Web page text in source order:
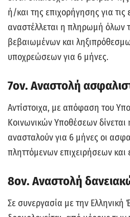
ή/και της επιχορήγησης για τις
αναστέλλεται η πληρωμή όλων
βεβαιωμένων και
υποχρεώσεων για 6 μήνες.
7ον. Αναστολή
Αντίστοιχα, με απόφαση του
Κοινωνικών Υποθέσεων δίνεται
ανασταλούν για 6 μήνες οι
πληττόμενων επιχειρήσεων και
8ον. Αναστολή
Σε συνεργασία με την